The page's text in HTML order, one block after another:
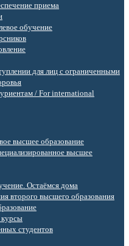
приема
обучение
для лиц с ограниченными
/ For international
высшее образование
высшее
Остаёмся дома
второго высшего образования
курсы
студентов